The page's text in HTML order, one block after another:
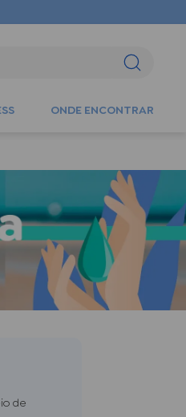
ONDE ENCONTRAR
de